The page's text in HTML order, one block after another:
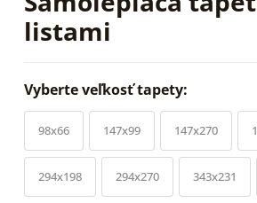
listami
Vyberte veľkosť tapety:
98x66 147x99 147x270
294x198 294x270 343x231